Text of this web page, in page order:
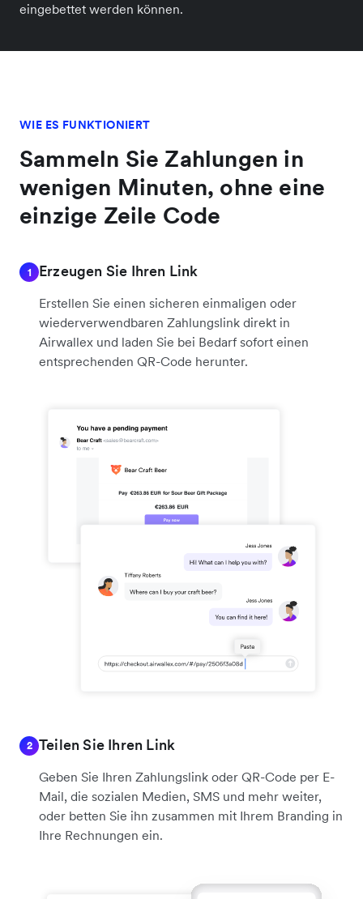
eingebettet werden können.
WIE ES FUNKTIONIERT
Sammeln Sie Zahlungen in
wenigen Minuten, ohne eine
einzige Zeile Code
1 Erzeugen Sie Ihren Link
Erstellen Sie einen sicheren einmaligen oder
wiederverwendbaren Zahlungslink direkt in
Airwallex und laden Sie bei Bedarf sofort einen
entsprechenden QR-Code herunter.
2 Teilen Sie Ihren Link
Geben Sie Ihren Zahlungslink oder QR-Code per E-
Mail, die sozialen Medien, SMS und mehr weiter,
oder betten Sie ihn zusammen mit Ihrem Branding in
Ihre Rechnungen ein.